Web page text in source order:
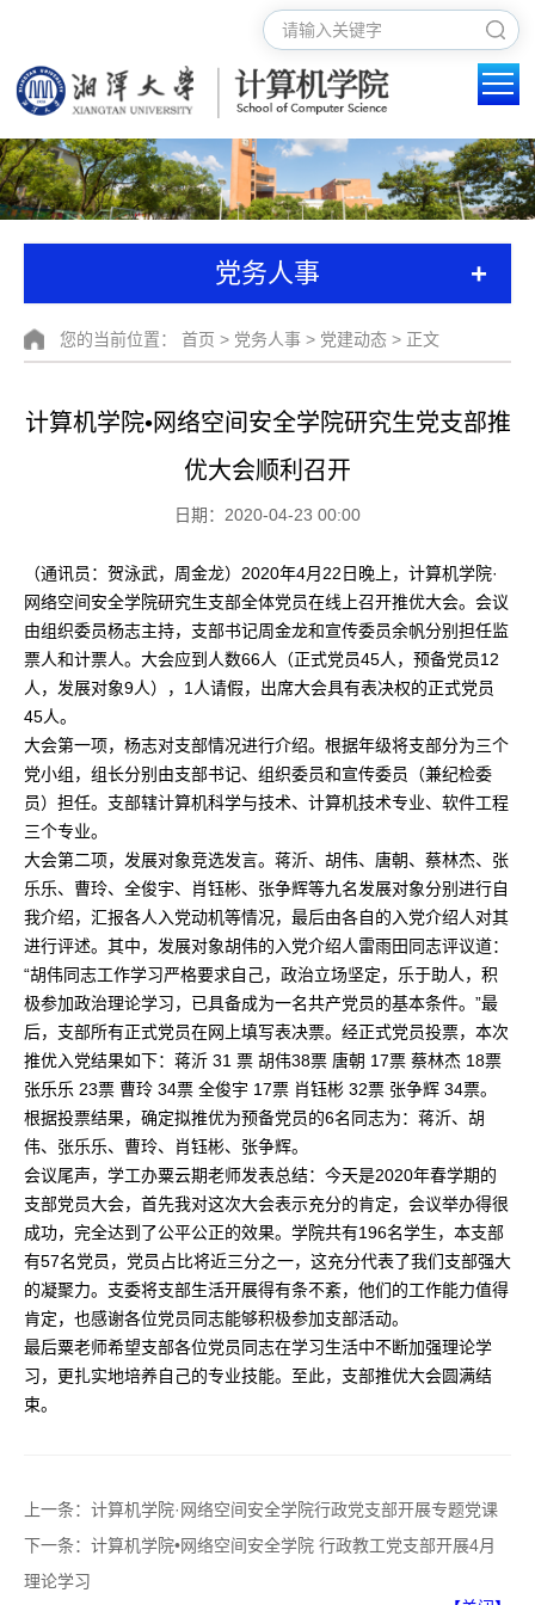
党务人事 +
您的当前位置： 首页 > 党务人事 > 党建动态 > 正文
计算机学院•网络空间安全学院研究生党支部推
优大会顺利召开
日期：2020-04-23 00:00
（通讯员：贺泳武，周金龙）2020年4月22日晚上，计算机学院·
网络空间安全学院研究生支部全体党员在线上召开推优大会。会议
由组织委员杨志主持，支部书记周金龙和宣传委员余帆分别担任监
票人和计票人。大会应到人数66人（正式党员45人，预备党员12
人，发展对象9人），1人请假，出席大会具有表决权的正式党员
45人。
大会第一项，杨志对支部情况进行介绍。根据年级将支部分为三个
党小组，组长分别由支部书记、组织委员和宣传委员（兼纪检委
员）担任。支部辖计算机科学与技术、计算机技术专业、软件工程
三个专业。
大会第二项，发展对象竞选发言。蒋沂、胡伟、唐朝、蔡林杰、张
乐乐、曹玲、全俊宇、肖钰彬、张争辉等九名发展对象分别进行自
我介绍，汇报各人入党动机等情况，最后由各自的入党介绍人对其
进行评述。其中，发展对象胡伟的入党介绍人雷雨田同志评议道：
“胡伟同志工作学习严格要求自己，政治立场坚定，乐于助人，积
极参加政治理论学习，已具备成为一名共产党员的基本条件。”最
后，支部所有正式党员在网上填写表决票。经正式党员投票，本次
推优入党结果如下：蒋沂 31 票 胡伟38票 唐朝 17票 蔡林杰 18票
张乐乐 23票 曹玲 34票 全俊宇 17票 肖钰彬 32票 张争辉 34票。
根据投票结果，确定拟推优为预备党员的6名同志为：蒋沂、胡
伟、张乐乐、曹玲、肖钰彬、张争辉。
会议尾声，学工办粟云期老师发表总结：今天是2020年春学期的
支部党员大会，首先我对这次大会表示充分的肯定，会议举办得很
成功，完全达到了公平公正的效果。学院共有196名学生，本支部
有57名党员，党员占比将近三分之一，这充分代表了我们支部强大
的凝聚力。支委将支部生活开展得有条不紊，他们的工作能力值得
肯定，也感谢各位党员同志能够积极参加支部活动。
最后粟老师希望支部各位党员同志在学习生活中不断加强理论学
习，更扎实地培养自己的专业技能。至此，支部推优大会圆满结
束。
上一条： 计算机学院·网络空间安全学院行政党支部开展专题党课
下一条： 计算机学院•网络空间安全学院 行政教工党支部开展4月
理论学习